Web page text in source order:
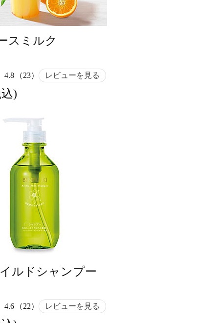
スミルク
4.8 （23） レビューを見る
)
ルドシャンプー
4.6 （22） レビューを見る